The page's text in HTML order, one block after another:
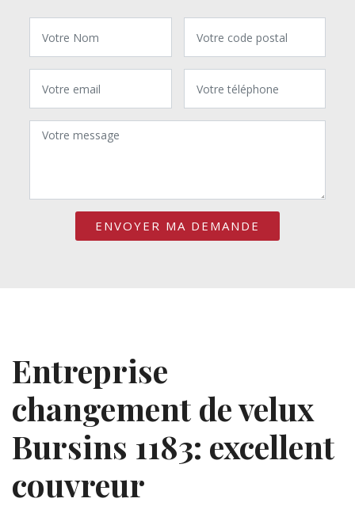
Entreprise
changement de velux
Bursins 1183: excellent
couvreur